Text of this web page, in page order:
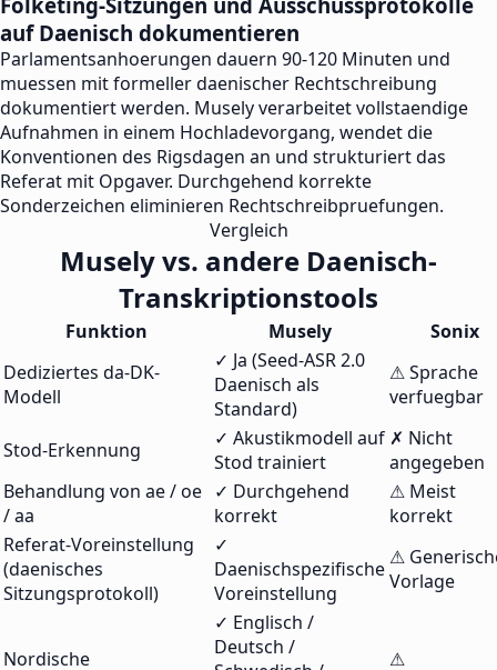
auf Daenisch dokumentieren
Parlamentsanhoerungen dauern 90-120 Minuten und
muessen mit formeller daenischer Rechtschreibung
dokumentiert werden. Musely verarbeitet vollstaendige
Aufnahmen in einem Hochladevorgang, wendet die
Konventionen des Rigsdagen an und strukturiert das
Referat mit Opgaver. Durchgehend korrekte
Sonderzeichen eliminieren Rechtschreibpruefungen.
Vergleich
Musely vs. andere Daenisch-
Transkriptionstools
Funktion Musely
Sonix
Dediziertes da-DK-
Modell
✓ Ja (Seed-ASR 2.0
Daenisch als
Standard)
⚠ Sprache
verfuegbar
Stod-Erkennung
✓ Akustikmodell auf
Stod trainiert
✗ Nicht
angegeben
Behandlung von ae / oe
/ aa
✓ Durchgehend
korrekt
⚠ Meist
korrekt
Referat-Voreinstellung
(daenisches
Sitzungsprotokoll)
✓
Daenischspezifische
Voreinstellung
⚠
Vorlage
Nordische
✓ Englisch /
Deutsch /
⚠